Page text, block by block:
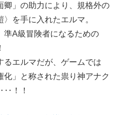
卿」の助力により、規格外の
を手に入れたエルマ。
準A級冒険者になるための
るエルマだが、ゲームでは
化」と称された祟り神アナク
！！